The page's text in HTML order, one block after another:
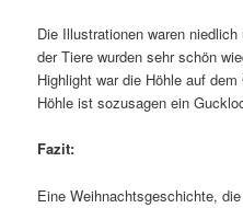
Die Illustrationen waren
der Tiere wurden sehr schön
Highlight war die Höhle auf
Höhle ist sozusagen ein
Fazit:
Eine Weihnachtsgeschichte,